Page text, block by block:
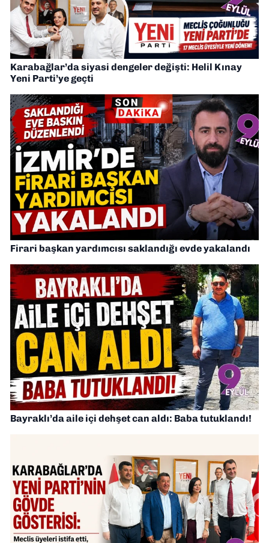
Karabağlar’da siyasi dengeler değişti: Helil Kınay
Yeni Parti’ye geçti
Firari başkan yardımcısı saklandığı evde yakalandı
Bayraklı’da aile içi dehşet can aldı: Baba tutuklandı!